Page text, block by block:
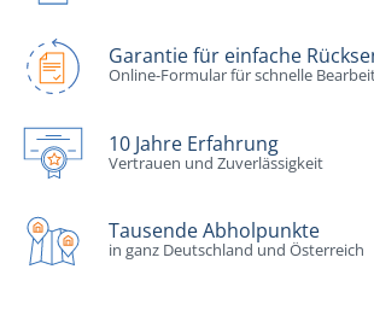
Garantie für einfache
Online-Formular für schnelle
10 Jahre Erfahrung
Vertrauen und Zuverlässigkeit
Tausende Abholpunkte
in ganz Deutschland und Österreich